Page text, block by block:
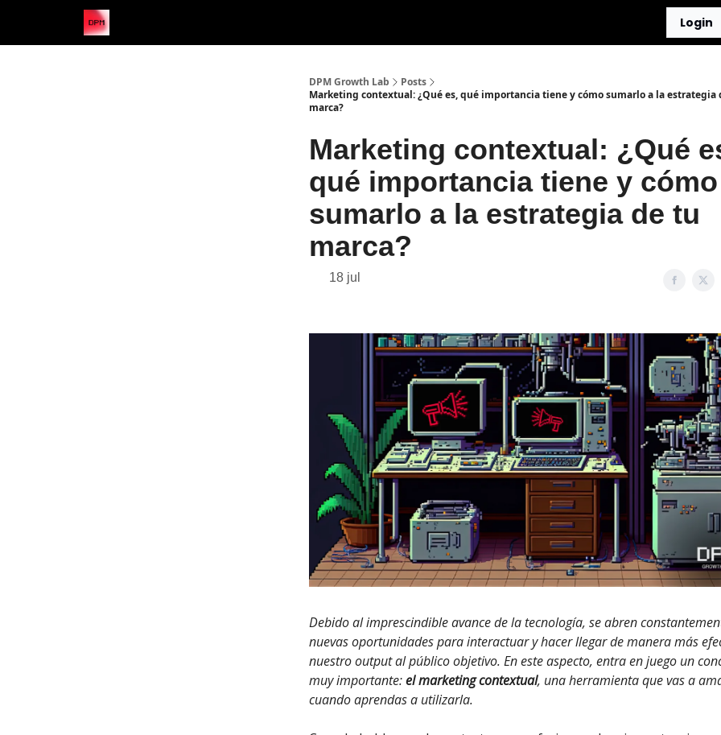
Login
DPM Growth Lab
Posts
Marketing contextual: ¿Qué es, qué importancia tiene y cómo sumarlo a la estrategia
marca?
Marketing contextual: ¿Qué
qué importancia tiene y cómo
sumarlo a la estrategia de tu
marca?
18 jul
Debido al imprescindible avance de la tecnología, se abren
nuevas oportunidades para interactuar y hacer llegar de manera más
nuestro output al público objetivo. En este aspecto, entra en juego un
muy importante:el marketing contextual, una herramienta que vas a
cuando aprendas a utilizarla.